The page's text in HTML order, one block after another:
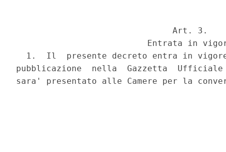
                               Art. 3.
Entrata in
1.  Il  presente decreto entra in
pubblicazione  nella  Gazzetta